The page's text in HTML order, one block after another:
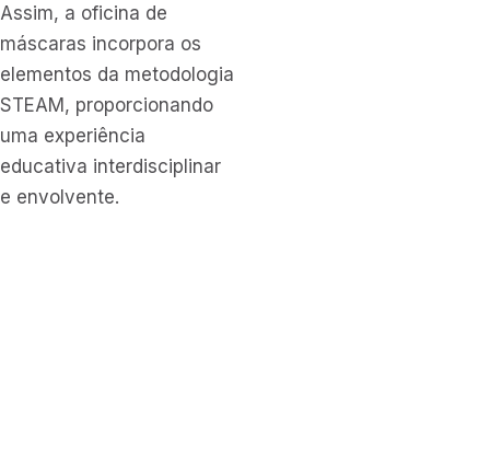
Assim, a oficina de
máscaras incorpora os
elementos da metodologia
STEAM, proporcionando
uma experiência
educativa interdisciplinar
e envolvente.